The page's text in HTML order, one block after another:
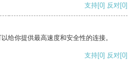
支持[0] 反对[0]
给你提供最高速度和安全性的连接。
支持[0] 反对[0]